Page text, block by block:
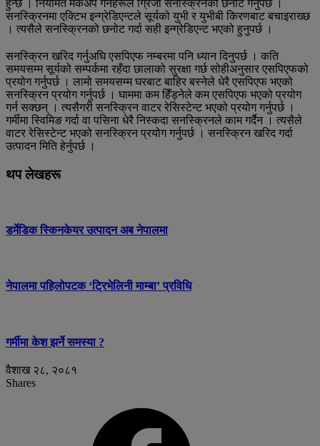
हुन्छ । नियमित मेकअप गर्नेहरूले ग्रिजी सनस्क्रिनको छनोट गर्नुपर्छ ।
सनस्क्रिनमा एक्टिभ इन्ग्रेडिएन्टले सूर्यको युभी र युभीबी किरणबाट बचाइराख्छ
। त्यसैले सनस्क्रिनको छनोट गर्दा सही इन्ग्रेडिएन्ट भएको हुनुपर्छ ।
सनस्क्रिन खरिद गर्नुअघि एसपिएफ नम्बरमा पनि ध्यान दिनुपर्छ । कति
समयसम्म सूर्यको सम्पर्कमा रहँदा छालाको सुरक्षा गर्छ सोहीअनुसार एसपिएफको
प्रयोग गर्नुपर्छ । लामो समयसम्म घरबाट बाहिर बस्नेले धेरै एसपिएफ भएको
सनस्क्रिन प्रयोग गर्नुपर्छ । घाममा कम हिँड्नेले कम एसपिएफ भएको प्रयोग
गर्न सक्छन् । त्यसैगरी सनस्क्रिन वाटर रेसिस्टेन्ट भएको प्रयोग गर्नुपर्छ ।
गर्मीमा स्विमिङ गर्दा वा पसिना धेरै निस्कदा सनस्क्रिनले काम गर्दैन । त्यसैले
वाटर रेसिस्टेन्ट भएको सनस्क्रिन प्रयोग गर्नुपर्छ । सनस्क्रिन खरिद गर्दा
उत्पादन मिति हेर्नुपर्छ ।
थप लेखहरू
डर्मेडिक स्किनकेयर उत्पादन अब नेपालमा
नेपालमा पहिलोपटक ‘ट्रिभेलिनी माम्बा’ प्रविधि
गर्मीमा केश झर्ने समस्या ?
वैशाख २८, २०८१
Shares